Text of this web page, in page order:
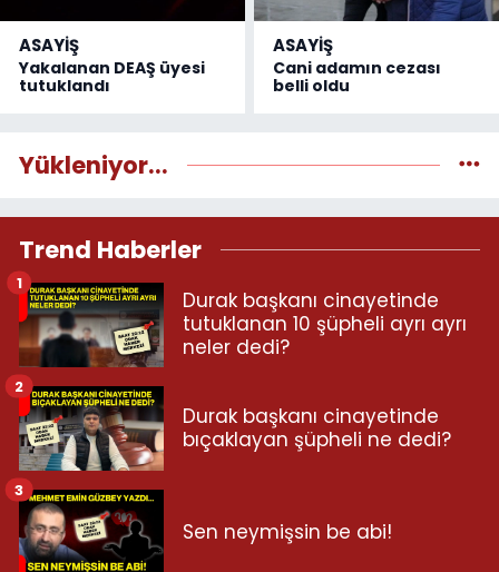
ASAYİŞ
Yakalanan DEAŞ üyesi
tutuklandı
ASAYİŞ
Cani adamın cezası
belli oldu
Yükleniyor...
Trend Haberler
Durak başkanı cinayetinde
tutuklanan 10 şüpheli ayrı ayrı
neler dedi?
1
Durak başkanı cinayetinde
bıçaklayan şüpheli ne dedi?
2
Sen neymişsin be abi!
3